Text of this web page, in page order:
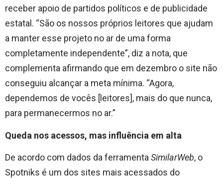
receber apoio de partidos políticos e de publicidade
estatal. “São os nossos próprios leitores que ajudam
a manter esse projeto no ar de uma forma
completamente independente”, diz a nota, que
complementa afirmando que em dezembro o site não
conseguiu alcançar a meta mínima. “Agora,
dependemos de vocês [leitores], mais do que nunca,
para permanecermos no ar.”
Queda nos acessos, mas influência em alta
De acordo com dados da ferramenta SimilarWeb, o
Spotniks é um dos sites mais acessados do